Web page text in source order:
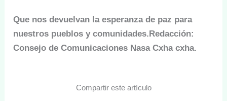
Que nos devuelvan la esperanza de paz para
nuestros pueblos y comunidades.Redacción:
Consejo de Comunicaciones Nasa Cxha cxha.
Compartir este artículo